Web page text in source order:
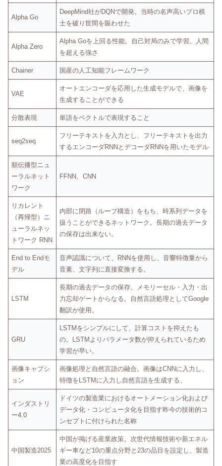
Alpha Go
DeepMind社がDQNで開発。当時の名声高いプロ棋
士を破り世間を賑わせた
Alpha Zero
Alpha Goを上回る性能。自己対局のみで学習。人間
を超える強さ
Chainer 国産の人工知能フレームワーク
VAE
オートエンコーダを応用した生成モデルで、画像を
生成することができる
分散表現 単語をベクトルで表現すること
seq2seq
フリーテキストを入力とし、フリーテキストを出力
するエンコーダRNNとデコーダRNNを用いたモデル
順伝播型ニュ
ーラルネット
ワーク
FFNN、CNN
リカレント
（再帰型）ニ
ューラルネッ
トワーク RNN
内部に閉路（ループ構造）をもち、時系列データを
扱うことができるネットワーク。長期の過去データ
の保存は出来ない。
End to Endモ
デル
音声認識について、RNNを使用し、音響特徴量から
音素、文字列に直接変換する。
LSTM
長期の過去データの保存。メモリーセル・入力・出
力忘却ゲートからなる。自然言語処理としてGoogle
翻訳が使用。
GRU
LSTMをシンプルにして、計算コストを抑えたも
の。LSTMよりパラメータ数が抑えられているため
学習が早い。
画像キャプシ
ョン
画像処理と自然言語の融合。画像はCNNに入力し、
特徴をLSTMに入力し自然言語を生成する、
インダストリ
ー4.0
ドイツの製造業におけるオートメーション化および
データ化・コンピュータ化を目指す昨今の技術的コ
ンセプトに付けられた名称
中国製造2025
中国が掲げる産業政策。次世代情報技術や新エネル
ギー車など10の重点分野と23の品目を設定し、製造
業の高度化を目指す